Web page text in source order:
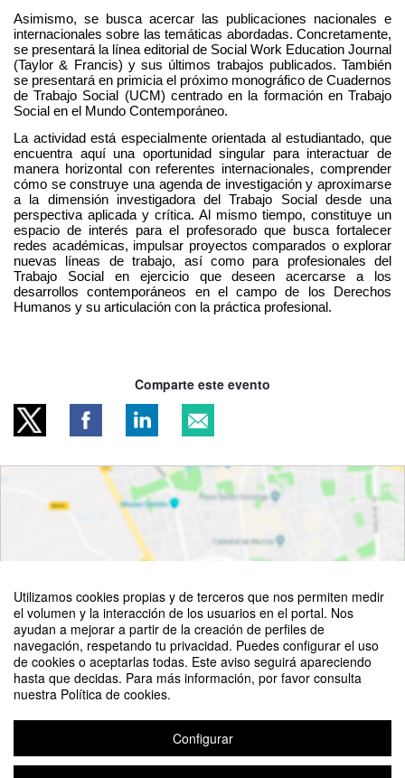
Utilizamos cookies propias y de terceros que nos permiten medir
el volumen y la interacción de los usuarios en el portal. Nos
ayudan a mejorar a partir de la creación de perfiles de
navegación, respetando tu privacidad. Puedes configurar el uso
de cookies o aceptarlas todas. Este aviso seguirá apareciendo
hasta que decidas. Para más información, por favor consulta
nuestra Política de cookies.
Configurar
Asimismo, se busca acercar las publicaciones nacionales e
internacionales sobre las temáticas abordadas. Concretamente,
se presentará la línea editorial de Social Work Education Journal
(Taylor & Francis) y sus últimos trabajos publicados. También
se presentará en primicia el próximo monográfico de Cuadernos
de Trabajo Social (UCM) centrado en la formación en Trabajo
Social en el Mundo Contemporáneo.
La actividad está especialmente orientada al estudiantado, que
encuentra aquí una oportunidad singular para interactuar de
manera horizontal con referentes internacionales, comprender
cómo se construye una agenda de investigación y aproximarse
a la dimensión investigadora del Trabajo Social desde una
perspectiva aplicada y crítica. Al mismo tiempo, constituye un
espacio de interés para el profesorado que busca fortalecer
redes académicas, impulsar proyectos comparados o explorar
nuevas líneas de trabajo, así como para profesionales del
Trabajo Social en ejercicio que deseen acercarse a los
desarrollos contemporáneos en el campo de los Derechos
Humanos y su articulación con la práctica profesional.
Comparte este evento
Ver mapa